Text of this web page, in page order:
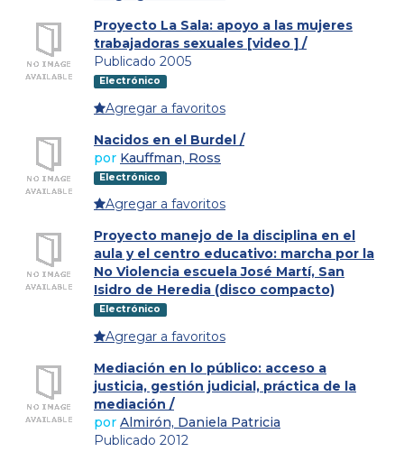
Proyecto La Sala: apoyo a las mujeres
trabajadoras sexuales [video ] /
Publicado 2005
Electrónico
Agregar a favoritos
Nacidos en el Burdel /
por Kauffman, Ross
Electrónico
Agregar a favoritos
Proyecto manejo de la disciplina en el
aula y el centro educativo: marcha por la
No Violencia escuela José Martí, San
Isidro de Heredia (disco compacto)
Electrónico
Agregar a favoritos
Mediación en lo público: acceso a
justicia, gestión judicial, práctica de la
mediación /
por Almirón, Daniela Patricia
Publicado 2012